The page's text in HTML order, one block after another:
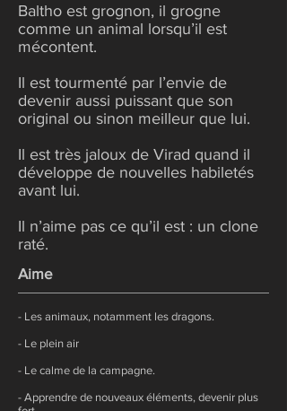
Baltho est grognon, il grogne
comme un animal lorsqu’il est
mécontent.
Il est tourmenté par l’envie de
devenir aussi puissant que son
original ou sinon meilleur que lui.
Il est très jaloux de Virad quand il
développe de nouvelles habiletés
avant lui.
Il n’aime pas ce qu’il est : un clone
raté.
Aime
- Les animaux, notamment les dragons.
- Le plein air
- Le calme de la campagne.
- Apprendre de nouveaux éléments, devenir plus